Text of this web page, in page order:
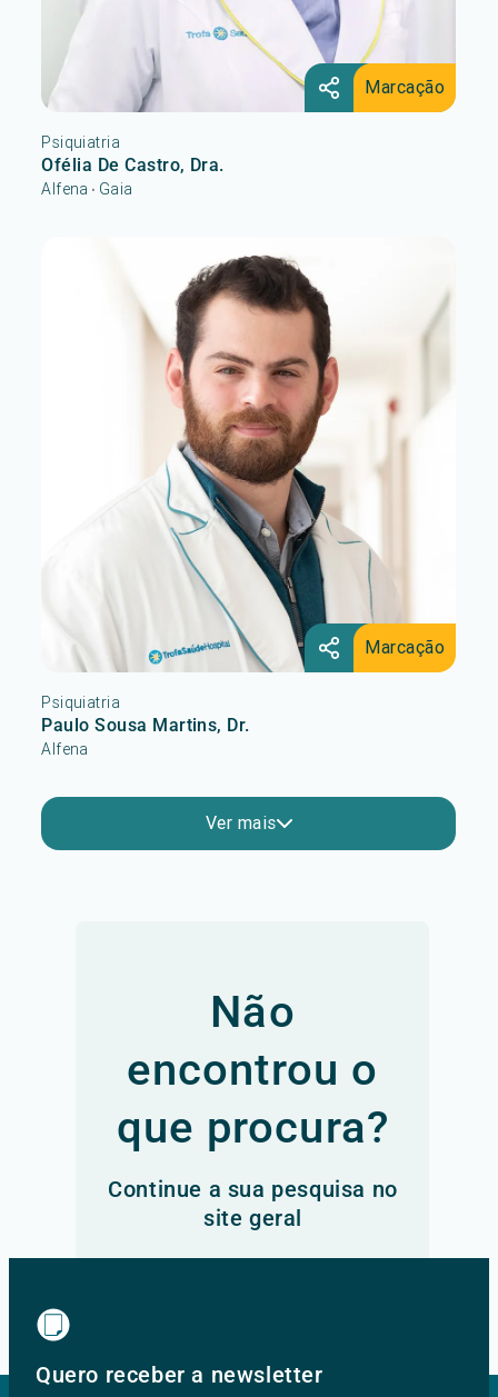
Marcação
Psiquiatria
Ofélia De Castro, Dra.
Alfena • Gaia
Marcação
Psiquiatria
Paulo Sousa Martins, Dr.
Alfena
Ver mais
Não
encontrou o
que procura?
Continue a sua pesquisa no
site geral
Quero receber a newsletter